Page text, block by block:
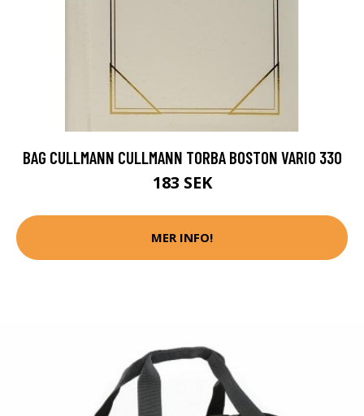
BAG CULLMANN CULLMANN TORBA BOSTON VARIO 330
183 SEK
MER INFO!